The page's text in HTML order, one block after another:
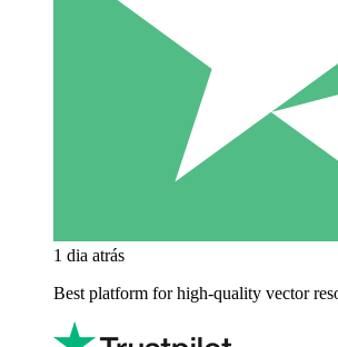
1 dia atrás
Best platform for high-quality vector